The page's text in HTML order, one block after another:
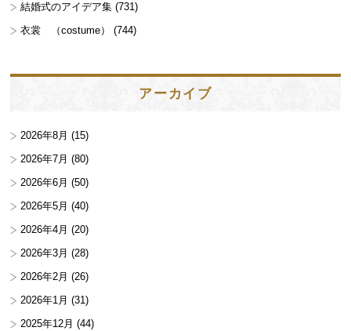
結婚式のアイデア集 (731)
衣裳 （costume）
(744)
アーカイブ
2026年8月 (15)
2026年7月 (80)
2026年6月 (50)
2026年5月 (40)
2026年4月 (20)
2026年3月 (28)
2026年2月 (26)
2026年1月 (31)
2025年12月 (44)